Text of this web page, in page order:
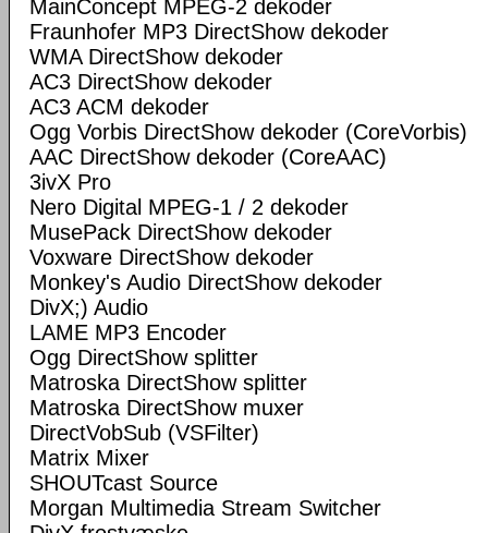
MainConcept MPEG-2 dekoder
Fraunhofer MP3 DirectShow dekoder
WMA DirectShow dekoder
AC3 DirectShow dekoder
AC3 ACM dekoder
Ogg Vorbis DirectShow dekoder (CoreVorbis)
AAC DirectShow dekoder (CoreAAC)
3ivX Pro
Nero Digital MPEG-1 / 2 dekoder
MusePack DirectShow dekoder
Voxware DirectShow dekoder
Monkey's Audio DirectShow dekoder
DivX;) Audio
LAME MP3 Encoder
Ogg DirectShow splitter
Matroska DirectShow splitter
Matroska DirectShow muxer
DirectVobSub (VSFilter)
Matrix Mixer
SHOUTcast Source
Morgan Multimedia Stream Switcher